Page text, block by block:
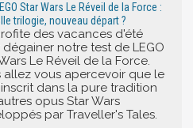
Star Wars Le Réveil de la Force :
trilogie, nouveau départ ?
des vacances d'été
notre test de LEGO
Le Réveil de la Force.
allez vous apercevoir que le
dans la pure tradition
opus Star Wars
par Traveller's Tales.